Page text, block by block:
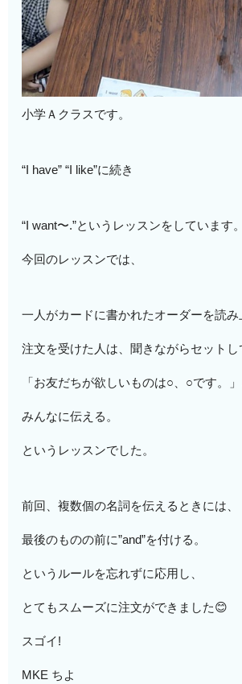
小学Ａクラスです。
“I have” “I like”に続き
“I want〜.”というレッスンをしています。
今回のレッスンでは、
一人がカードに書かれたオーダーを読み
注文を受けた人は、聞きながらセットし
「お友だちが欲しいものは○、○です。」
みんなに伝える。
というレッスンでした。
前回、複数個の名詞を伝えるときには、
最後のものの前に”and”を付ける。
というルールを忘れずに応用し、
とてもスムーズに注文ができました😊
スゴイ!
MKE ちよ